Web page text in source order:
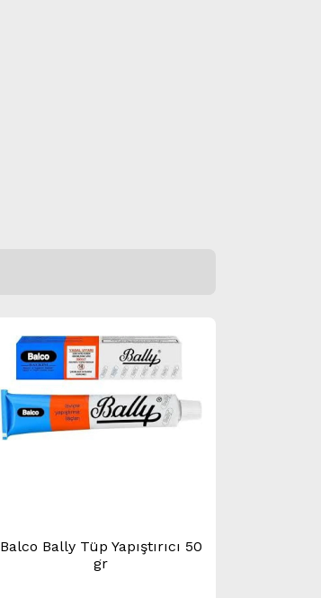
Balco Bally Tüp Yapıştırıcı 50
gr